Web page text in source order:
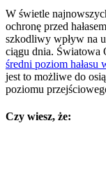
W świetle
ochronę przed
szkodliwy wpływ na
ciągu dnia. Światowa
średni poziom hałasu
jest to możliwe do
poziomu
Czy wiesz, że: